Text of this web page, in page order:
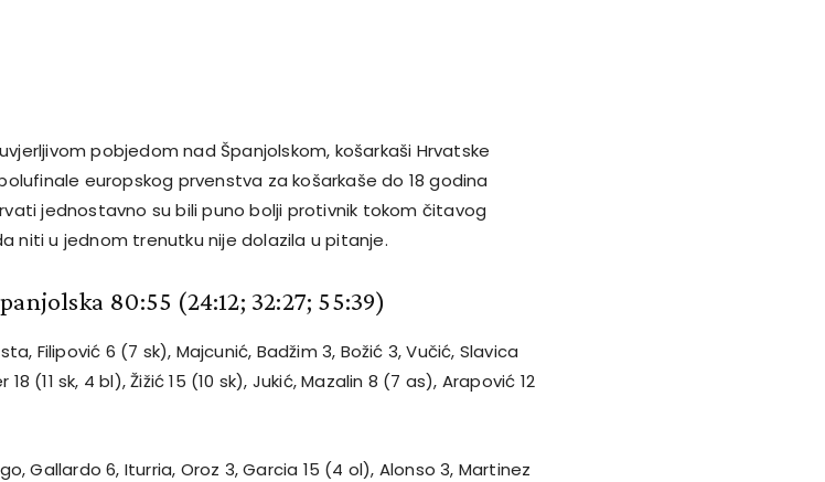
pobjedom nad Španjolskom, košarkaši Hrvatske
europskog prvenstva za košarkaše do 18 godina
jednostavno su bili puno bolji protivnik tokom čitavog
niti u jednom trenutku nije dolazila u pitanje.
80:55 (24:12; 32:27; 55:39)
Filipović 6 (7 sk), Majcunić, Badžim 3, Božić 3, Vučić, Slavica
18 (11 sk, 4 bl), Žižić 15 (10 sk), Jukić, Mazalin 8 (7 as), Arapović 12
Gallardo 6, Iturria, Oroz 3, Garcia 15 (4 ol), Alonso 3, Martinez